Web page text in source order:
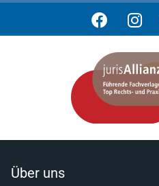
Über uns